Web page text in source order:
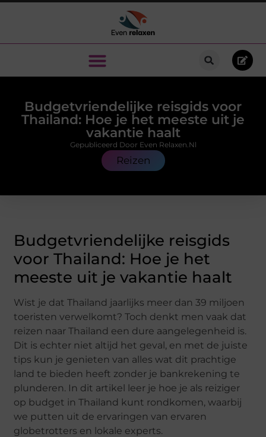
Budgetvriendelijke reisgids voor
Thailand: Hoe je het meeste uit je
vakantie haalt
Reizen
Gepubliceerd Door Even Relaxen.nl
Budgetvriendelijke reisgids
voor Thailand: Hoe je het
meeste uit je vakantie haalt
Wist je dat Thailand jaarlijks meer dan 39 miljoen
toeristen verwelkomt? Toch denkt men vaak dat
reizen naar Thailand een dure aangelegenheid is.
Dit is echter niet altijd het geval, en met de juiste
tips kun je genieten van alles wat dit prachtige
land te bieden heeft zonder je bankrekening te
plunderen. In dit artikel leer je hoe je als reiziger
op budget in Thailand kunt rondkomen, waarbij
we putten uit de ervaringen van ervaren
globetrotters en lokale experts.